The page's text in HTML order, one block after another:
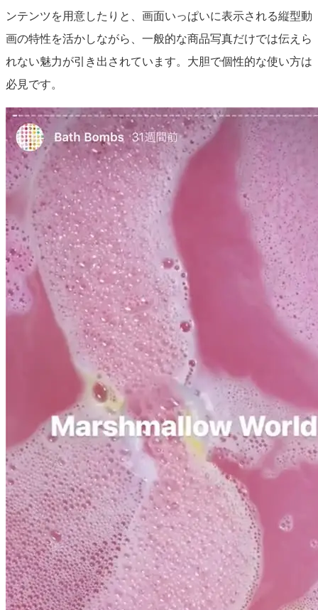
ンテンツを用意したりと、画面いっぱいに表示される縦型動
画の特性を活かしながら、一般的な商品写真だけでは伝えら
れない魅力が引き出されています。大胆で個性的な使い方は
必見です。